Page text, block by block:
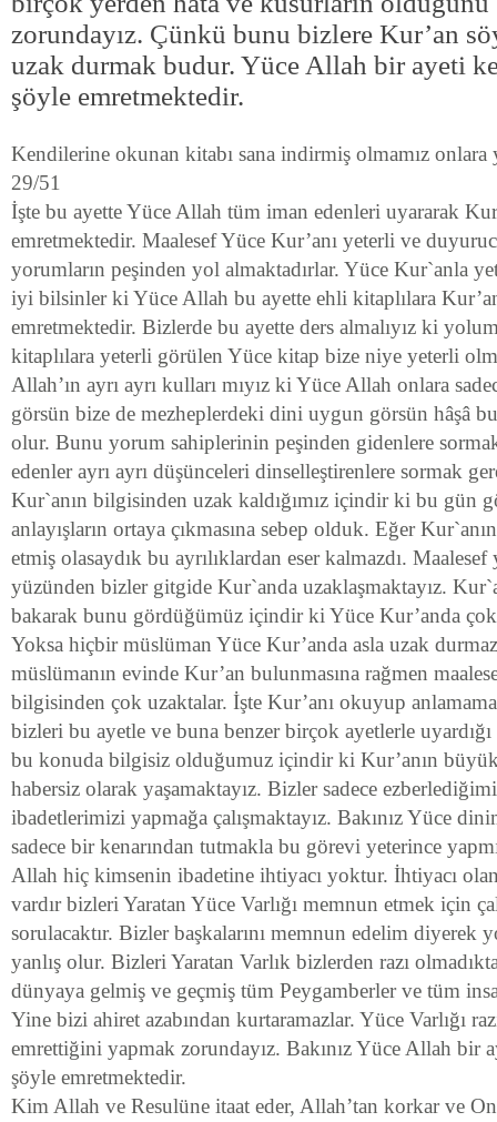
zorundayız. Çünkü bunu bizlere Kur’an
uzak durmak budur. Yüce Allah bir ayeti
şöyle emretmektedir.
Kendilerine okunan kitabı sana indirmiş olmamız
29/51
İşte bu ayette Yüce Allah tüm iman edenleri uyararak
emretmektedir. Maalesef Yüce Kur’anı yeterli ve
yorumların peşinden yol almaktadırlar. Yüce Kur`anla
iyi bilsinler ki Yüce Allah bu ayette ehli kitaplılara
emretmektedir. Bizlerde bu ayette ders almalıyız ki
kitaplılara yeterli görülen Yüce kitap bize niye yeterli
Allah’ın ayrı ayrı kulları mıyız ki Yüce Allah onlara
görsün bize de mezheplerdeki dini uygun görsün hâşâ
olur. Bunu yorum sahiplerinin peşinden gidenlere
edenler ayrı ayrı düşünceleri dinselleştirenlere sormak
Kur`anın bilgisinden uzak kaldığımız içindir ki bu gün
anlayışların ortaya çıkmasına sebep olduk. Eğer
etmiş olasaydık bu ayrılıklardan eser kalmazdı. Maalesef
yüzünden bizler gitgide Kur`anda uzaklaşmaktayız.
bakarak bunu gördüğümüz içindir ki Yüce Kur’anda
Yoksa hiçbir müslüman Yüce Kur’anda asla uzak
müslümanın evinde Kur’an bulunmasına rağmen
bilgisinden çok uzaktalar. İşte Kur’anı okuyup
bizleri bu ayetle ve buna benzer birçok ayetlerle
bu konuda bilgisiz olduğumuz içindir ki Kur’anın
habersiz olarak yaşamaktayız. Bizler sadece
ibadetlerimizi yapmağa çalışmaktayız. Bakınız Yüce
sadece bir kenarından tutmakla bu görevi yeterince
Allah hiç kimsenin ibadetine ihtiyacı yoktur. İhtiyacı
vardır bizleri Yaratan Yüce Varlığı memnun etmek için
sorulacaktır. Bizler başkalarını memnun edelim diyerek
yanlış olur. Bizleri Yaratan Varlık bizlerden razı
dünyaya gelmiş ve geçmiş tüm Peygamberler ve tüm
Yine bizi ahiret azabından kurtaramazlar. Yüce Varlığı
emrettiğini yapmak zorundayız. Bakınız Yüce Allah bir
şöyle emretmektedir.
Kim Allah ve Resulüne itaat eder, Allah’tan korkar ve